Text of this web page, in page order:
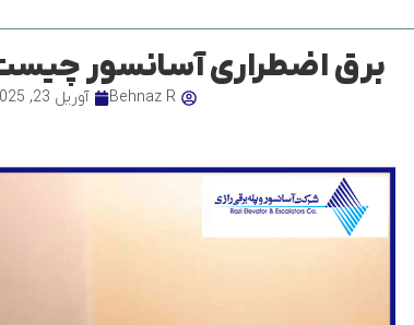
برق اضطراری آسانسور
Behnaz R آوریل 23, 2025